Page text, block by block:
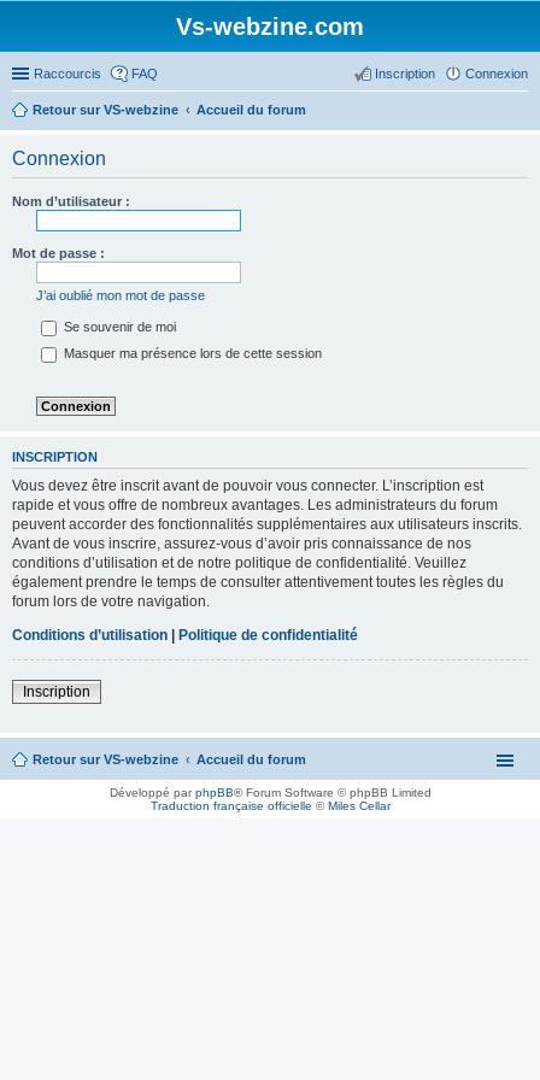
Vs-webzine.com
Raccourcis FAQ Connexion
Inscription
Retour sur VS-webzine Accueil du forum
Connexion
Nom d’utilisateur :
Mot de passe :
J’ai oublié mon mot de passe
Se souvenir de moi
Masquer ma présence lors de cette session
INSCRIPTION
Vous devez être inscrit avant de pouvoir vous connecter. L’inscription est
rapide et vous offre de nombreux avantages. Les administrateurs du forum
peuvent accorder des fonctionnalités supplémentaires aux utilisateurs inscrits.
Avant de vous inscrire, assurez-vous d’avoir pris connaissance de nos
conditions d’utilisation et de notre politique de confidentialité. Veuillez
également prendre le temps de consulter attentivement toutes les règles du
forum lors de votre navigation.
Conditions d’utilisation | Politique de confidentialité
Inscription
Retour sur VS-webzine Accueil du forum
Développé parphpBB® Forum Software © phpBB Limited
Traduction française officielle ©Miles Cellar